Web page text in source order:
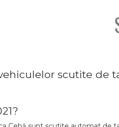
scutite de